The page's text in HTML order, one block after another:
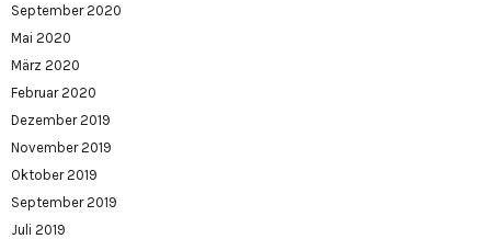
September 2020
Mai 2020
März 2020
Februar 2020
Dezember 2019
November 2019
Oktober 2019
September 2019
Juli 2019